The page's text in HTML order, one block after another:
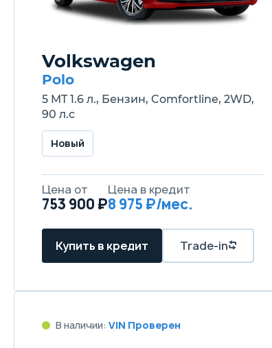
Volkswagen
Polo
5 MT 1.6 л., Бензин, Comfortline, 2WD,
90 л.с
Новый
Цена от
753 900 ₽
Цена в кредит
8 975 ₽/мес.
Купить в кредит Trade-in
В наличии: VIN Проверен